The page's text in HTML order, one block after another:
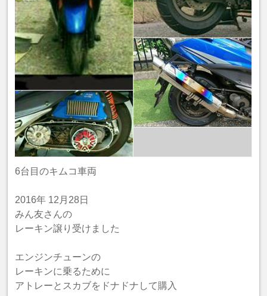
6台目のキムコ車両
2016年 12月28日
みん友さんの
レーキン譲り受けました
エンジンチューンの
レーキンに乗るために
アトレーとスカブをドナドナして購入